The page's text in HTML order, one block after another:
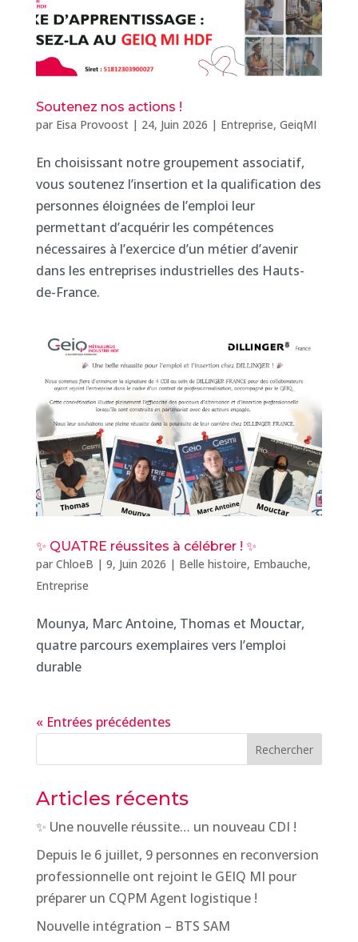
Soutenez nos actions !
par Eisa Provoost| 24, Juin 2026 | Entreprise, GeiqMI
En choisissant notre groupement associatif,
vous soutenez l’insertion et la qualification des
personnes éloignées de l’emploi leur
permettant d’acquérir les compétences
nécessaires à l’exercice d’un métier d’avenir
dans les entreprises industrielles des Hauts-
de-France.
✨ QUATRE réussites à célébrer ! ✨
par ChloeB | 9, Juin 2026 | Belle histoire, Embauche,
Entreprise
Mounya, Marc Antoine, Thomas et Mouctar,
quatre parcours exemplaires vers l’emploi
durable
« Entrées précédentes
Rechercher
Articles récents
✨ Une nouvelle réussite… un nouveau CDI !
Depuis le 6 juillet, 9 personnes en reconversion
professionnelle ont rejoint le GEIQ MI pour
préparer un CQPM Agent logistique !
Nouvelle intégration – BTS SAM